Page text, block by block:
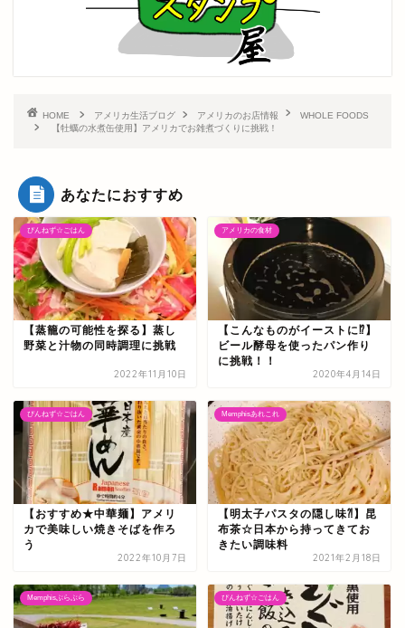
HOME アメリカ生活ブログ アメリカのお店情報
WHOLE FOODS
【牡蠣の水煮缶使用】アメリカでお雑煮づくりに挑戦！
あなたにおすすめ
ぴんねず☆ごはん
【蒸籠の可能性を探る】蒸し
野菜と汁物の同時調理に挑戦
2022年11月10日
アメリカの食材
【こんなものがイーストに⁉】
ビール酵母を使ったパン作り
に挑戦！！
2020年4月14日
ぴんねず☆ごはん
【おすすめ★中華麺】アメリ
カで美味しい焼きそばを作ろ
う
2022年10月7日
Memphisあれこれ
【明太子パスタの隠し味⁈】昆
布茶☆日本から持ってきてお
きたい調味料
2021年2月18日
Memphisぶらぶら ぴんねず☆ごはん